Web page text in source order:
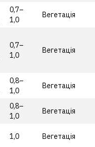
0,7–
1,0
Вегетація
0,7–
1,0
Вегетація
0,8–
1,0
Вегетація
0,8–
1,0
Вегетація
1,0 Вегетація